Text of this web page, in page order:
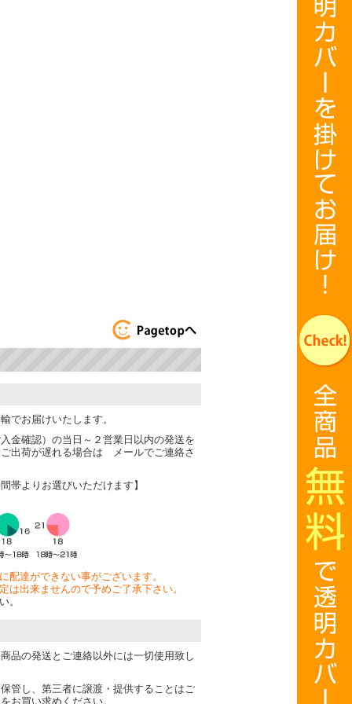
このページのト
ップへ
でお届けいたします。
金確認）の当日～２営業日以内の発送を
出荷が遅れる場合は メールでご連絡さ
帯よりお選びいただけます】
達ができない事がございます。
出来ませんので予めご了承下さい。
。
品の発送とご連絡以外には一切使用致し
管し、第三者に譲渡・提供することはご
お買い求めください。